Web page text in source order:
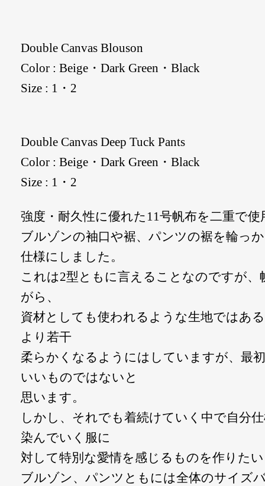
Double Canvas Blouson
Color : Beige・Dark Green・Black
Size : 1・2
Double Canvas Deep Tuck Pants
Color : Beige・Dark Green・Black
Size : 1・2
強度・耐久性に優れた11号帆布を二重で
ブルゾンの袖口や裾、パンツの裾を輪っ
仕様にしました。
これは2型ともに言えることなのですが
がら、
資材としても使われるような生地ではあ
より若干
柔らかくなるようにはしていますが、最
いいものではないと
思います。
しかし、それでも着続けていく中で自分
染んでいく服に
対して特別な愛情を感じるものを作りた
ブルゾン、パンツともには全体のサイズ